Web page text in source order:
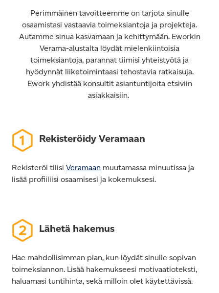
Perimmäinen tavoitteemme on tarjota sinulle
osaamistasi vastaavia toimeksiantoja ja projekteja.
Autamme sinua kasvamaan ja kehittymään. Eworkin
Verama-alustalta löydät mielenkiintoisia
toimeksiantoja, parannat tiimisi yhteistyötä ja
hyödynnät liiketoimintaasi tehostavia ratkaisuja.
Ework yhdistää konsultit asiantuntijoita etsiviin
asiakkaisiin.
Rekisteröidy Veramaan
Rekisteröi tilisi Veramaan muutamassa minuutissa ja
lisää profiiliisi osaamisesi ja kokemuksesi.
Lähetä hakemus
Hae mahdollisimman pian, kun löydät sinulle sopivan
toimeksiannon. Lisää hakemukseesi motivaatioteksti,
haluamasi tuntihinta, sekä milloin olet käytettävissä.